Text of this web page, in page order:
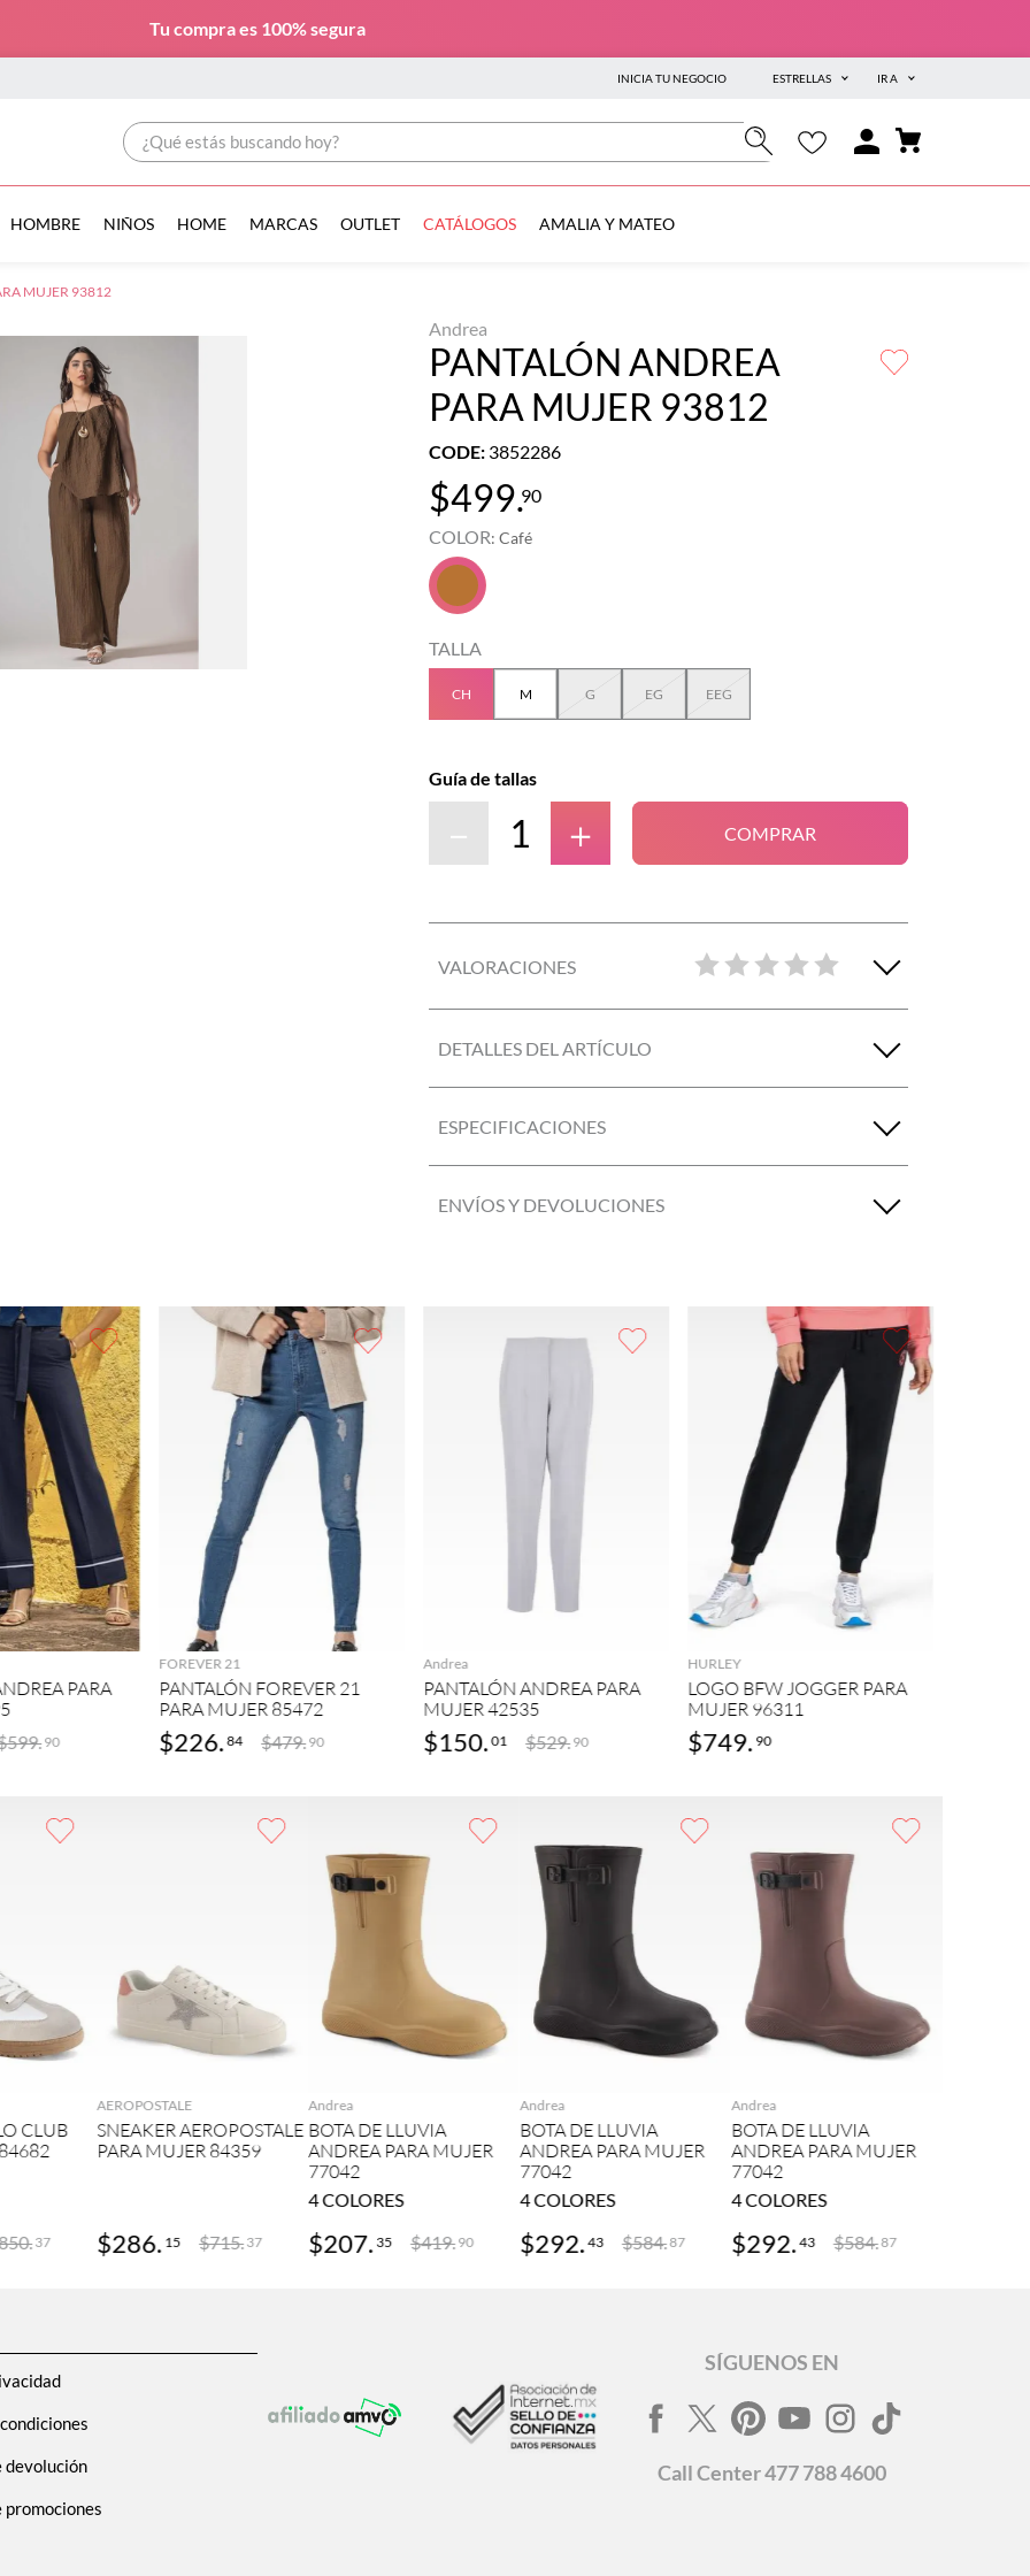
Tu compra es 100% segura
INICIA TU NEGOCIO ESTRELLAS IR A
¿Qué estás buscando hoy?
HOMBRE NIÑOS HOME MARCAS OUTLET CATÁLOGOS AMALIA Y MATEO
MUJER 93812
Andrea
PANTALÓN ANDREA
PARA MUJER 93812
CODE: 3852286
$499.90
COLOR: Café
TALLA
CH M G EG EEG
Guía de tallas
＋
－ COMPRAR
VALORACIONES
DETALLES DEL ARTÍCULO
ESPECIFICACIONES
ENVÍOS Y DEVOLUCIONES
PARA
599.90
FOREVER 21
PANTALÓN FOREVER 21
PARA MUJER 85472
$226.84 $479.90
AGREGAR
Andrea
PANTALÓN ANDREA PARA
MUJER 42535
$150.01 $529. 90
AGREGAR
HURLEY
LOGO BFW JOGGER PARA
MUJER 96311
$749. 90
CLUB
.37
AGREGAR
AEROPOSTALE
SNEAKER AEROPOSTALE
PARA MUJER 84359
$286. 15 $715. 37
AGREGAR
Andrea
BOTA DE LLUVIA
ANDREA PARA MUJER
77042
4COLORES
$207. 35 $419. 90
AGREGAR
Andrea
BOTA DE LLUVIA
ANDREA PARA MUJER
77042
4COLORES
$292.43 $584.87
AGREGAR
Andrea
BOTA DE LLUVIA
ANDREA PARA MUJER
77042
4COLORES
$292.43 $584.87
devolución
promociones
SÍGUENOS EN
CallCenter477 788 4600